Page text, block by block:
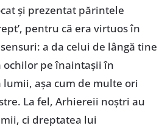
și prezentat părintele
pentru că era virtuos în
a da celui de lângă tine
ochilor pe înaintașii în
așa cum de multe ori
La fel, Arhiereii noștri au
ci dreptatea lui